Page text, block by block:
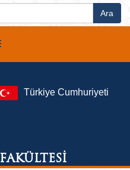
Türkiye Cumhuriyeti